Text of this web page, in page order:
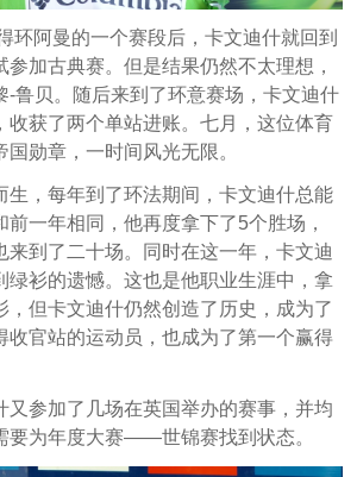
环阿曼的一个赛段后，卡文迪什就回到
参加古典赛。但是结果仍然不太理想，
-鲁贝。随后来到了环意赛场，卡文迪什
收获了两个单站进账。七月，这位体育
勋章，一时间风光无限。
生，每年到了环法期间，卡文迪什总能
一年相同，他再度拿下了5个胜场，
来到了二十场。同时在这一年，卡文迪
绿衫的遗憾。这也是他职业生涯中，拿
，但卡文迪什仍然创造了历史，成为了
收官站的运动员，也成为了第一个赢得
又参加了几场在英国举办的赛事，并均
要为年度大赛——世锦赛找到状态。